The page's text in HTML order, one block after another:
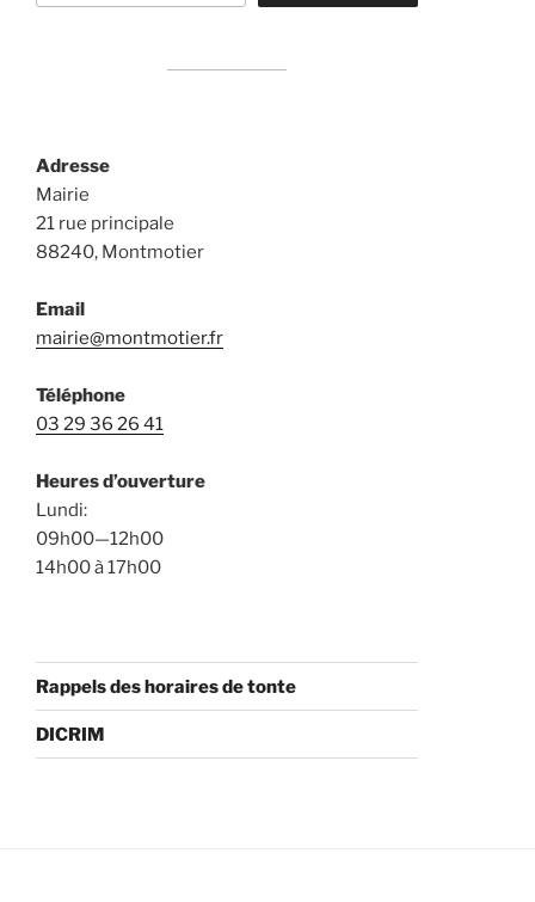
Adresse
Mairie
21 rue principale
88240, Montmotier
Email
mairie@montmotier.fr
Téléphone
03 29 36 26 41
Heures d’ouverture
Lundi:
09h00—12h00
14h00 à 17h00
Rappels des horaires de tonte
DICRIM